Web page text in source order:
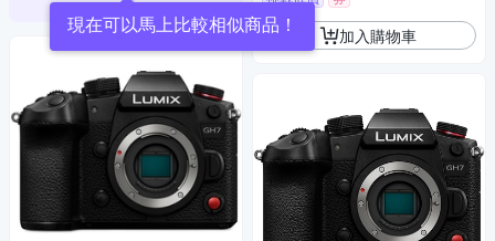
現在可以馬上比較相似商品！ 加入購物車